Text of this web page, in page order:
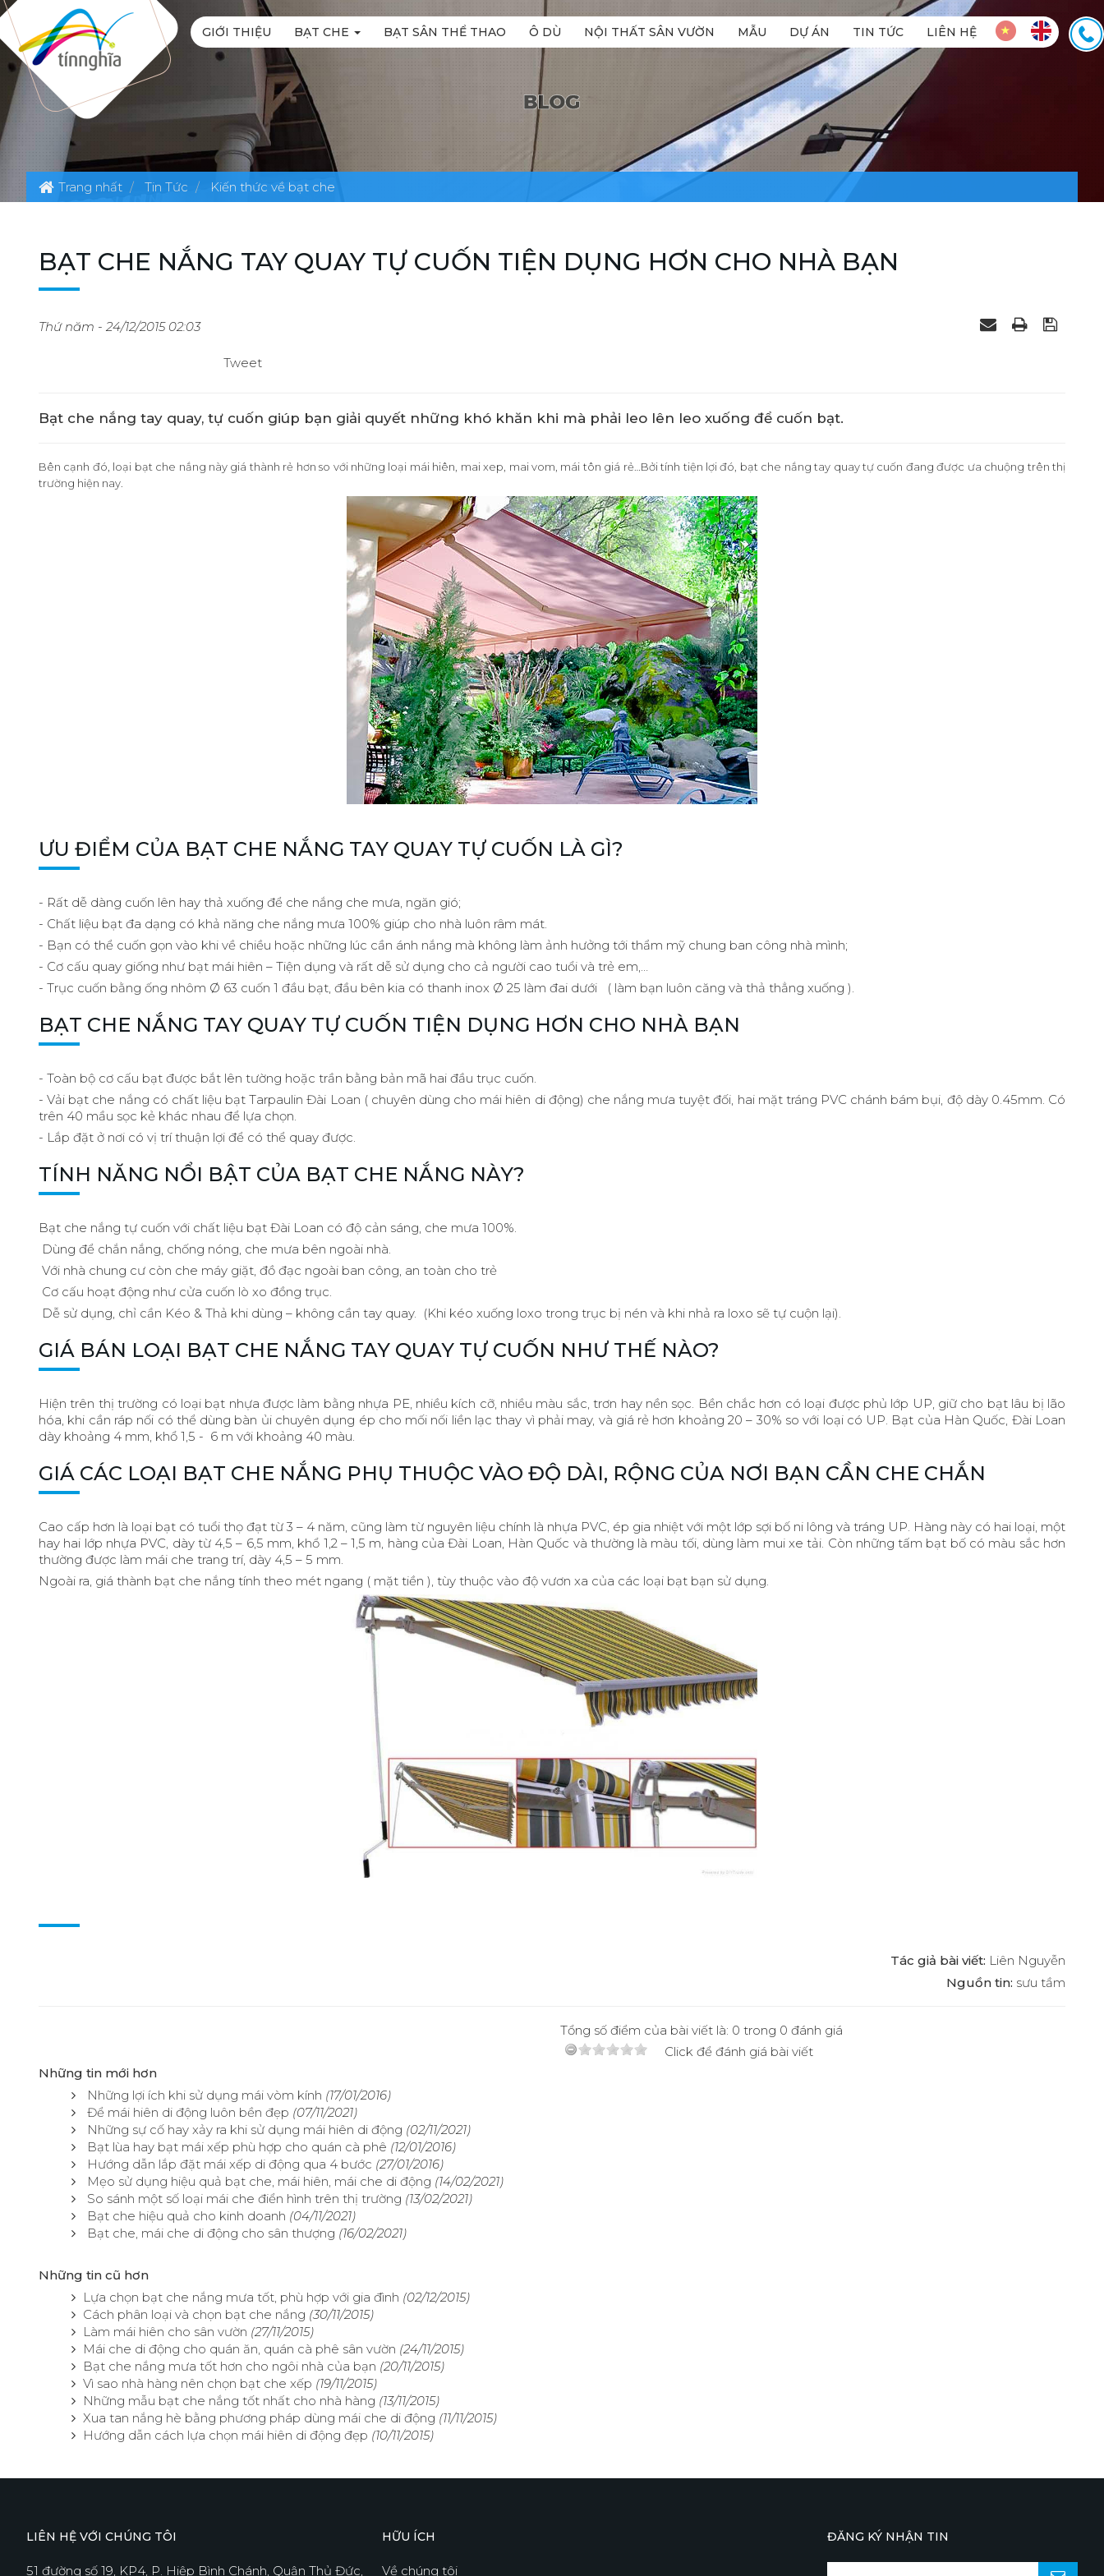
GIỚI THIỆU BẠT CHE BẠT SÂN THỂ THAO Ô DÙ NỘI THẤT SÂN VƯỜN MẪU DỰ ÁN TIN TỨC LIÊN HỆ
Trang nhất Tin Tức Kiến thức về bạt che
BẠT CHE NẮNG TAY QUAY TỰ CUỐN TIỆN DỤNG HƠN CHO NHÀ BẠN
Thứ năm - 24/12/2015 02:03
Tweet
Bạt che nắng tay quay, tự cuốn giúp bạn giải quyết những khó khăn khi mà phải leo lên leo xuống để cuốn bạt.
Bên cạnh đó, loại bạt che nắng này giá thành rẻ hơn so với những loại mái hiên, mai xep, mai vom, mái tôn giá rẻ…Bởi tính tiện lợi đó, bạt che nắng tay quay tự cuốn đang được ưa chuộng trên thị
trường hiện nay.
ƯU ĐIỂM CỦA BẠT CHE NẮNG TAY QUAY TỰ CUỐN LÀ GÌ?
- Rất dễ dàng cuốn lên hay thả xuống để che nắng che mưa, ngăn gió;
- Chất liệu bạt đa dạng có khả năng che nắng mưa 100% giúp cho nhà luôn râm mát.
- Bạn có thể cuốn gọn vào khi về chiều hoặc những lúc cần ánh nắng mà không làm ảnh hưởng tới thẩm mỹ chung ban công nhà mình;
- Cơ cấu quay giống như bạt mái hiên – Tiện dụng và rất dễ sử dụng cho cả người cao tuổi và trẻ em,…
- Trục cuốn bằng ống nhôm Ø 63 cuốn 1 đầu bạt, đầu bên kia có thanh inox Ø 25 làm đai dưới ( làm bạn luôn căng và thả thẳng xuống ).
BẠT CHE NẮNG TAY QUAY TỰ CUỐN TIỆN DỤNG HƠN CHO NHÀ BẠN
- Toàn bộ cơ cấu bạt được bắt lên tường hoặc trần bằng bản mã hai đầu trục cuốn.
- Vải bạt che nắng có chất liệu bạt Tarpaulin Đài Loan ( chuyên dùng cho mái hiên di động) che nắng mưa tuyệt đối, hai mặt tráng PVC chánh bám bụi, độ dày 0.45mm. Có
trên 40 mầu sọc kẻ khác nhau để lựa chọn.
- Lắp đặt ở nơi có vị trí thuận lợi để có thể quay được.
TÍNH NĂNG NỔI BẬT CỦA BẠT CHE NẮNG NÀY?
Bạt che nắng tự cuốn với chất liệu bạt Đài Loan có độ cản sáng, che mưa 100%.
Dùng để chắn nắng, chống nóng, che mưa bên ngoài nhà.
Với nhà chung cư còn che máy giặt, đồ đạc ngoài ban công, an toàn cho trẻ
Cơ cấu hoạt động như cửa cuốn lò xo đồng trục.
Dễ sử dụng, chỉ cần Kéo & Thả khi dùng – không cần tay quay. (Khi kéo xuống loxo trong trục bị nén và khi nhả ra loxo sẽ tự cuộn lại).
GIÁ BÁN LOẠI BẠT CHE NẮNG TAY QUAY TỰ CUỐN NHƯ THẾ NÀO?
Hiện trên thị trường có loại bạt nhựa được làm bằng nhựa PE, nhiều kích cỡ, nhiều màu sắc, trơn hay nền sọc. Bền chắc hơn có loại được phủ lớp UP, giữ cho bạt lâu bị lão
hóa, khi cần ráp nối có thể dùng bàn ủi chuyên dụng ép cho mối nối liền lạc thay vì phải may, và giá rẻ hơn khoảng 20 – 30% so với loại có UP. Bạt của Hàn Quốc, Đài Loan
dày khoảng 4 mm, khổ 1,5 - 6 m với khoảng 40 màu.
GIÁ CÁC LOẠI BẠT CHE NẮNG PHỤ THUỘC VÀO ĐỘ DÀI, RỘNG CỦA NƠI BẠN CẦN CHE CHẮN
Cao cấp hơn là loại bạt có tuổi thọ đạt từ 3 – 4 năm, cũng làm từ nguyên liệu chính là nhựa PVC, ép gia nhiệt với một lớp sợi bố ni lông và tráng UP. Hàng này có hai loại, một
hay hai lớp nhựa PVC, dày từ 4,5 – 6,5 mm, khổ 1,2 – 1,5 m, hàng của Đài Loan, Hàn Quốc và thường là màu tối, dùng làm mui xe tải. Còn những tấm bạt bố có màu sắc hơn
thường được làm mái che trang trí, dày 4,5 – 5 mm.
Ngoài ra, giá thành bạt che nắng tính theo mét ngang ( mặt tiền ), tùy thuộc vào độ vươn xa của các loại bạt bạn sử dụng.
Tác giả bài viết: Liên Nguyễn
Nguồn tin: sưu tầm
Tổng số điểm của bài viết là: 0 trong 0 đánh giá
Click để đánh giá bài viết
Những tin mới hơn
Những lợi ích khi sử dụng mái vòm kính (17/01/2016)
Để mái hiên di động luôn bền đẹp (07/11/2021)
Những sự cố hay xảy ra khi sử dụng mái hiên di động (02/11/2021)
Bạt lùa hay bạt mái xếp phù hợp cho quán cà phê (12/01/2016)
Hướng dẫn lắp đặt mái xếp di động qua 4 bước (27/01/2016)
Mẹo sử dụng hiệu quả bạt che, mái hiên, mái che di động (14/02/2021)
So sánh một số loại mái che điển hình trên thị trường (13/02/2021)
Bạt che hiệu quả cho kinh doanh (04/11/2021)
Bạt che, mái che di động cho sân thượng (16/02/2021)
Những tin cũ hơn
Lựa chọn bạt che nắng mưa tốt, phù hợp với gia đình (02/12/2015)
Cách phân loại và chọn bạt che nắng (30/11/2015)
Làm mái hiên cho sân vườn (27/11/2015)
Mái che di động cho quán ăn, quán cà phê sân vườn (24/11/2015)
Bạt che nắng mưa tốt hơn cho ngôi nhà của bạn (20/11/2015)
Vì sao nhà hàng nên chọn bạt che xếp (19/11/2015)
Những mẫu bạt che nắng tốt nhất cho nhà hàng (13/11/2015)
Xua tan nắng hè bằng phương pháp dùng mái che di động (11/11/2015)
Hướng dẫn cách lựa chọn mái hiên di động đẹp (10/11/2015)
LIÊN HỆ VỚI CHÚNG TÔI
51 đường số 19, KP4, P. Hiệp Bình Chánh, Quận Thủ Đức,
HỮU ÍCH
Về chúng tôi
ĐĂNG KÝ NHẬN TIN